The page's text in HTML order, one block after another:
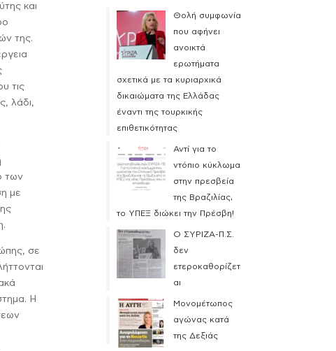
και
της.
τις
λάδι,
των
με
σε
Η
Θολή συμφωνία
που αφήνει
ανοικτά
ερωτήματα
σχετικά με τα κυριαρχικά
δικαιώματα της Ελλάδας
έναντι της τουρκικής
επιθετικότητας
Αντί για το
ντόπιο κύκλωμα
στην πρεσβεία
της Βραζιλίας,
το ΥΠΕΞ διώκει την Πρέσβη!
Ο ΣΥΡΙΖΑ-Π.Σ.
δεν
ετεροκαθορίζετ
αι
Μονομέτωπος
αγώνας κατά
της Δεξιάς